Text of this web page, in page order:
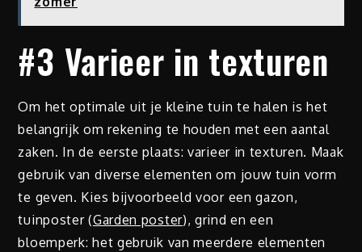
#3 Varieer in texturen
Om het optimale uit je kleine tuin te halen is het
belangrijk om rekening te houden met een aantal
zaken. In de eerste plaats: varieer in texturen. Maak
gebruik van diverse elementen om jouw tuin vorm
te geven. Kies bijvoorbeeld voor een gazon,
tuinposter (Garden poster), grind en een
bloemperk: het gebruik van meerdere elementen